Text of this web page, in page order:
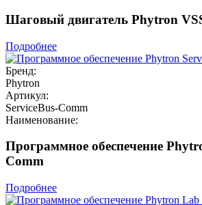
Шаговый двигатель Phytron
Подробнее
Бренд:
Phytron
Артикул:
ServiceBus-Comm
Наименование:
Программное обеспечение
Comm
Подробнее